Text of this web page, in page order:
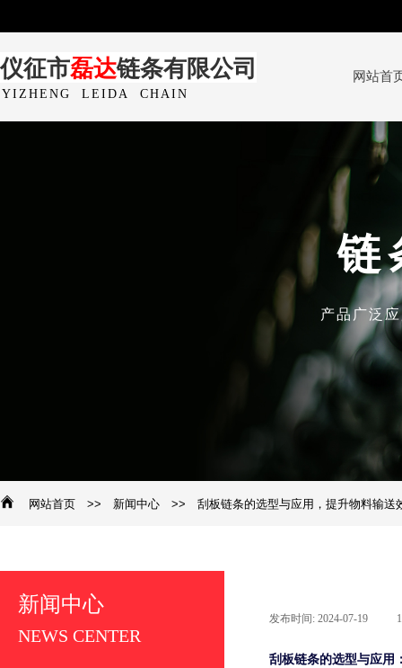
网站首
仪征市磊达链条有限公司
YIZHENG LEIDA CHAIN
链
产品广泛
网站首页 >> 新闻中心 >> 刮板链条的选型与应用，提升物料输送
发布时间: 2024-07-19
刮板链条的选型与应用
新闻中心
​NEWS CENTER